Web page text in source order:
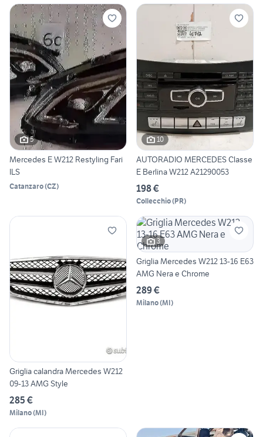
5
Mercedes E W212 Restyling Fari
ILS
Catanzaro(CZ)
10
AUTORADIO MERCEDES Classe
E Berlina W212 A21290053
198 €
Collecchio(PR)
Griglia calandra Mercedes W212
09-13 AMG Style
285 €
Milano(MI)
3
Griglia Mercedes W212 13-16 E63
AMG Nera e Chrome
289 €
Milano(MI)